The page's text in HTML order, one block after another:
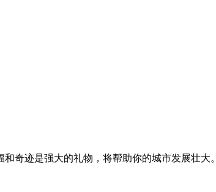
奇迹是强大的礼物，将帮助你的城市发展壮大。